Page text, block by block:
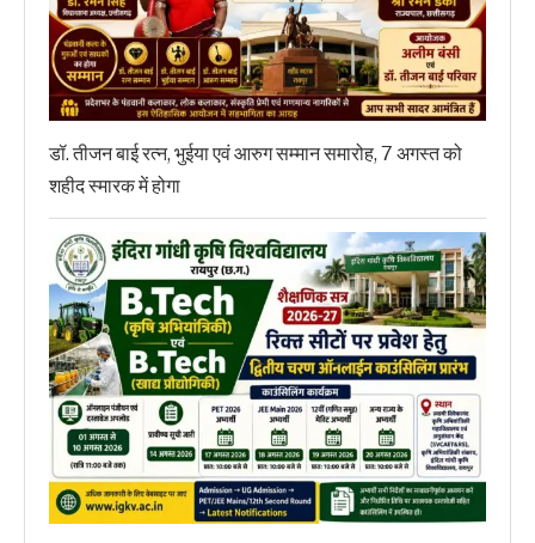
डॉ. तीजन बाई रत्न, भुईया एवं आरुग सम्मान समारोह, 7 अगस्त को
शहीद स्मारक में होगा